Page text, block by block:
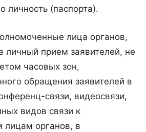
личность (паспорта).
лица органов,
прием заявителей, не
часовых зон,
обращения заявителей в
связи, видеосвязи,
видов связи к
органов, в